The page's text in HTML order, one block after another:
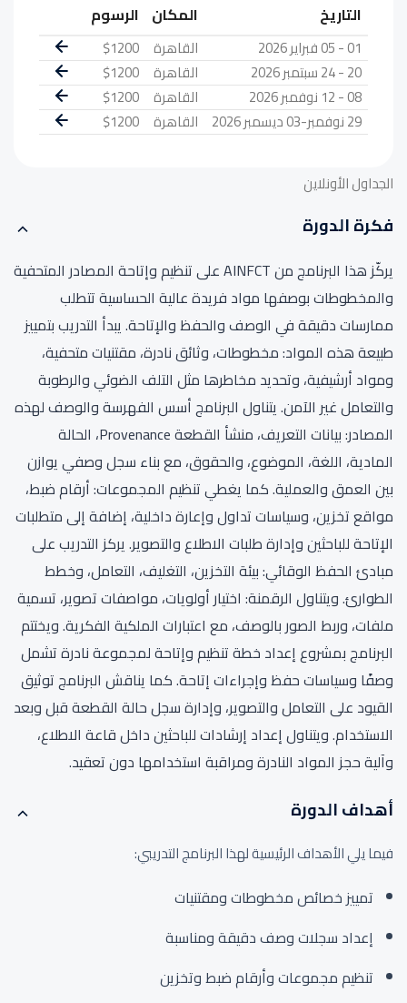
التاريخ المكان الرسوم
01 - 05 فبراير 2026 القاهرة $1200
20 - 24 سبتمبر 2026
القاهرة $1200
08 - 12 نوفمبر 2026
القاهرة $1200
29 نوفمبر-03 ديسمبر 2026
القاهرة $1200
الجداول الأونلاين
فكرة الدورة
يركّز هذا البرنامج من AINFCT على تنظيم وإتاحة المصادر المتحفية
والمخطوطات بوصفها مواد فريدة عالية الحساسية تتطلب
ممارسات دقيقة في الوصف والحفظ والإتاحة. يبدأ التدريب بتمييز
طبيعة هذه المواد: مخطوطات، وثائق نادرة، مقتنيات متحفية،
ومواد أرشيفية، وتحديد مخاطرها مثل التلف الضوئي والرطوبة
والتعامل غير الآمن. يتناول البرنامج أسس الفهرسة والوصف لهذه
المصادر: بيانات التعريف، منشأ القطعة Provenance، الحالة
المادية، اللغة، الموضوع، والحقوق، مع بناء سجل وصفي يوازن
بين العمق والعملية. كما يغطي تنظيم المجموعات: أرقام ضبط،
مواقع تخزين، وسياسات تداول وإعارة داخلية، إضافة إلى متطلبات
الإتاحة للباحثين وإدارة طلبات الاطلاع والتصوير. يركز التدريب على
مبادئ الحفظ الوقائي: بيئة التخزين، التغليف، التعامل، وخطط
الطوارئ. ويتناول الرقمنة: اختيار أولويات، مواصفات تصوير، تسمية
ملفات، وربط الصور بالوصف، مع اعتبارات الملكية الفكرية. ويختتم
البرنامج بمشروع إعداد خطة تنظيم وإتاحة لمجموعة نادرة تشمل
وصفًا وسياسات حفظ وإجراءات إتاحة. كما يناقش البرنامج توثيق
القيود على التعامل والتصوير، وإدارة سجل حالة القطعة قبل وبعد
الاستخدام. ويتناول إعداد إرشادات للباحثين داخل قاعة الاطلاع،
وآلية حجز المواد النادرة ومراقبة استخدامها دون تعقيد.
أهداف الدورة
فيما يلي الأهداف الرئيسية لهذا البرنامج التدريبي:
تمييز خصائص مخطوطات ومقتنيات
إعداد سجلات وصف دقيقة ومناسبة
تنظيم مجموعات وأرقام ضبط وتخزين